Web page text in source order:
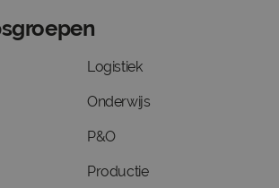
Logistiek
Onderwijs
P&O
Productie